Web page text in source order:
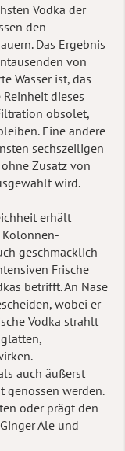
Vodka der
den
Das Ergebnis
von
Wasser ist, das
dieses
obsolet,
Eine andere
sechszeiligen
Zusatz von
wird.
erhält
Kolonnen-
geschmacklich
Frische
betrifft. An Nase
wobei er
Vodka strahlt
auch äußerst
genossen werden.
oder prägt den
Ale und